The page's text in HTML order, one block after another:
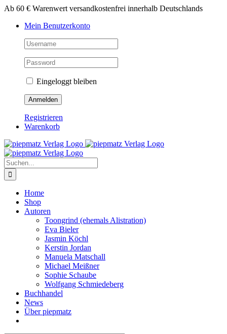
Zum
springen
Ab 60 € Warenwert versandkostenfrei innerhalb Deutschlands
Mein Benutzerkonto
Eingeloggt bleiben
Registrieren
Warenkorb
Suche
nach:
Home
Shop
Autoren
Toongrind (ehemals Alistration)
Eva Bieler
Jasmin Köchl
Kerstin Jordan
Manuela Matschall
Michael Meißner
Sophie Schaube
Wolfgang Schmiedeberg
Buchhandel
News
Über piepmatz